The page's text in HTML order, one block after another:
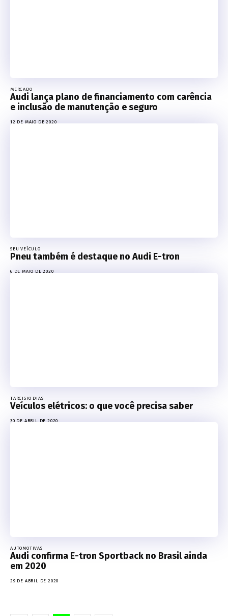
MERCADO
Audi lança plano de financiamento com carência
e inclusão de manutenção e seguro
12 DE MAIO DE 2020
SEU VEÍCULO
Pneu também é destaque no Audi E-tron
6 DE MAIO DE 2020
TARCISIO DIAS
Veículos elétricos: o que você precisa saber
30 DE ABRIL DE 2020
AUTOMOTIVAS
Audi confirma E-tron Sportback no Brasil ainda
em 2020
29 DE ABRIL DE 2020